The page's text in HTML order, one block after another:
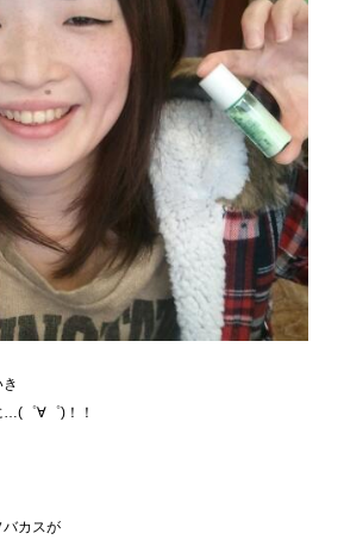
…(゜∀゜)！！
バカスが